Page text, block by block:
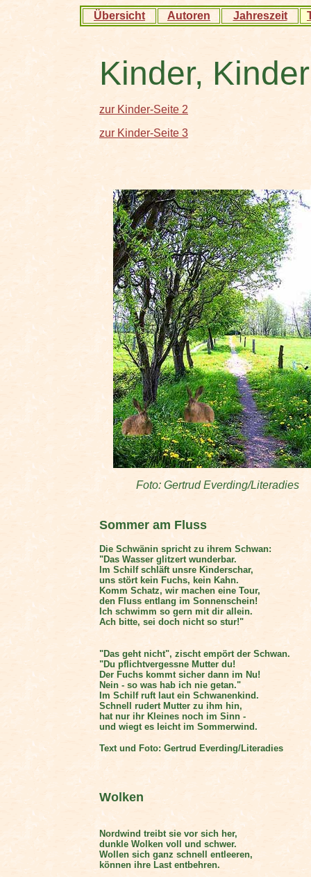
Übersicht Autoren Jahreszeit
Kinder,
zur Kinder-Seite 2
zur Kinder-Seite 3
Foto: Gertrud Everding/Literadies
Sommer am Fluss
Die Schwänin spricht zu ihrem Schwan:
"Das Wasser glitzert wunderbar.
Im Schilf schläft unsre Kinderschar,
uns stört kein Fuchs, kein Kahn.
Komm Schatz, wir machen eine Tour,
den Fluss entlang im Sonnenschein!
Ich schwimm so gern mit dir allein.
Ach bitte, sei doch nicht so stur!"
"Das geht nicht", zischt empört der Schwan.
"Du pflichtvergessne Mutter du!
Der Fuchs kommt sicher dann im Nu!
Nein - so was hab ich nie getan."
Im Schilf ruft laut ein Schwanenkind.
Schnell rudert Mutter zu ihm hin,
hat nur ihr Kleines noch im Sinn -
und wiegt es leicht im Sommerwind.
Text und Foto: Gertrud Everding/Literadies
Wolken
Nordwind treibt sie vor sich her,
dunkle Wolken voll und schwer.
Wollen sich ganz schnell entleeren,
können ihre Last entbehren.